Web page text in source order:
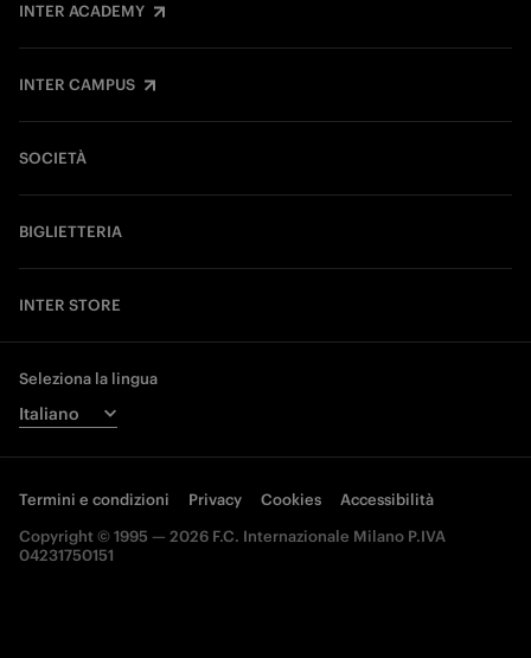
INTER ACADEMY
INTER CAMPUS
SOCIETÀ
BIGLIETTERIA
INTER STORE
Seleziona la lingua
Termini e condizioni Privacy Cookies
Accessibilità
Copyright © 1995 — 2026 F.C. Internazionale Milano P.IVA
04231750151